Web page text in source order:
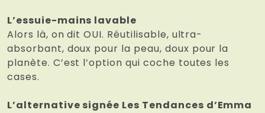
L’essuie-mains lavable
Alors là, on dit OUI. Réutilisable, ultra-
absorbant, doux pour la peau, doux pour la
planète. C’est l’option qui coche toutes les
cases.
L’alternative signée Les Tendances d’Emma